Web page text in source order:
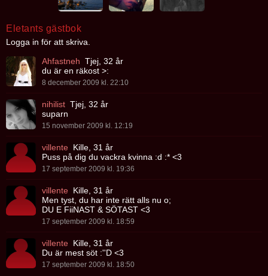
Eletants gästbok
Logga in för att skriva.
Ahfastneh Tjej, 32 år
du är en räkost >:
8 december 2009 kl. 22:10
nihilist Tjej, 32 år
suparn
15 november 2009 kl. 12:19
villente Kille, 31 år
Puss på dig du vackra kvinna :d :* <3
17 september 2009 kl. 19:36
villente Kille, 31 år
Men tyst, du har inte rätt alls nu o;
DU E FiiNAST & SÖTAST <3
17 september 2009 kl. 18:59
villente Kille, 31 år
Du är mest söt :''D <3
17 september 2009 kl. 18:50